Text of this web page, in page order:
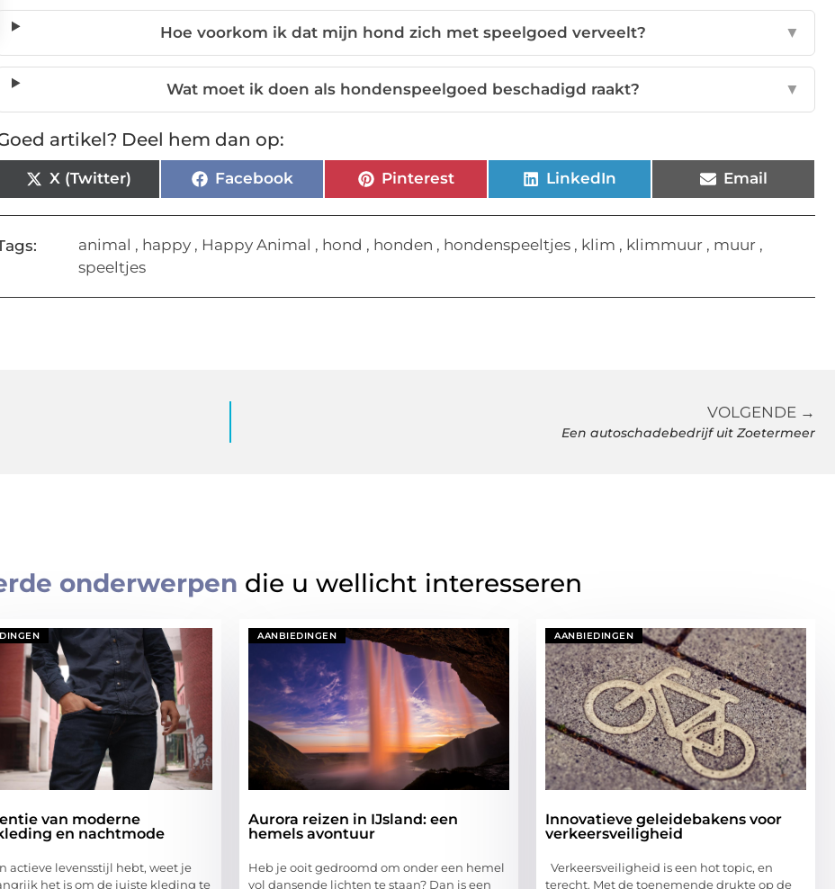
Hoe voorkom ik dat mijn hond zich met speelgoed verveelt? ▼
Wat moet ik doen als hondenspeelgoed beschadigd raakt? ▼
artikel? Deel hem dan op:
X (Twitter) Facebook Pinterest LinkedIn Email
animal , happy , Happy Animal , hond , honden , hondenspeeltjes , klim , klimmuur , muur ,
speeltjes
VOLGENDE →
Een autoschadebedrijf uit Zoetermeer
onderwerpen die u wellicht interesseren
van moderne
en nachtmode
actieve levensstijl hebt, weet je
het is om de juiste kleding te
AANBIEDINGEN
Aurora reizen in IJsland: een
hemels avontuur
Heb je ooit gedroomd om onder een hemel
vol dansende lichten te staan? Dan is een
AANBIEDINGEN
Innovatieve geleidebakens voor
verkeersveiligheid
Verkeersveiligheid is een hot topic, en
terecht. Met de toenemende drukte op de